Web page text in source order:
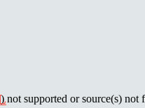
not supported or source(s) not